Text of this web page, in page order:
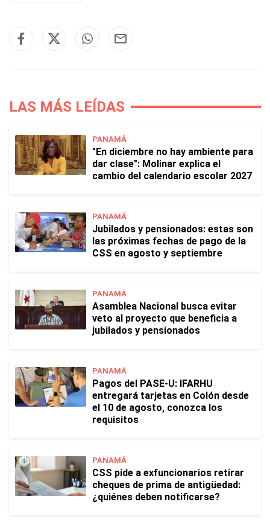
LAS MÁS LEÍDAS
PANAMÁ
"En diciembre no hay ambiente para
dar clase": Molinar explica el
cambio del calendario escolar 2027
PANAMÁ
Jubilados y pensionados: estas son
las próximas fechas de pago de la
CSS en agosto y septiembre
PANAMÁ
Asamblea Nacional busca evitar
veto al proyecto que beneficia a
jubilados y pensionados
PANAMÁ
Pagos del PASE-U: IFARHU
entregará tarjetas en Colón desde
el 10 de agosto, conozca los
requisitos
PANAMÁ
CSS pide a exfuncionarios retirar
cheques de prima de antigüedad:
¿quiénes deben notificarse?